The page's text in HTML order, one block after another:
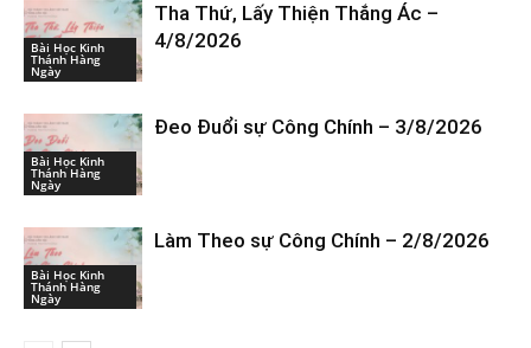
Bài Học Kinh
Thánh Hàng
Ngày
Tha Thứ, Lấy Thiện Thắng Ác –
4/8/2026
Bài Học Kinh
Thánh Hàng
Ngày
Đeo Đuổi sự Công Chính – 3/8/2026
Bài Học Kinh
Thánh Hàng
Ngày
Làm Theo sự Công Chính – 2/8/2026